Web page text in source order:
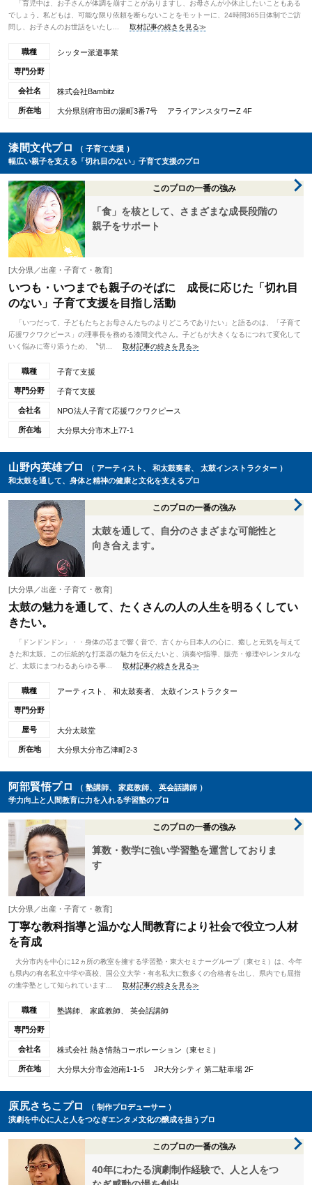
「育児中は、お子さんが体調を崩すことがありますし、お母さんが小休止したいこともある
でしょう。私どもは、可能な限り依頼を断らないことをモットーに、24時間365日体制でご訪
問し、お子さんのお世話をいたし...
取材記事の続きを見る≫
職種 シッター派遣事業
専門分野
会社名 株式会社Bambitz
所在地 大分県別府市田の湯町3番7号 アライアンスタワーZ 4F
漆間文代プロ
（ 子育て支援 ）
幅広い親子を支える「切れ目のない」子育て支援のプロ
このプロの一番の強み
「食」を核として、さまざまな成長段階の
親子をサポート
[大分県／出産・子育て・教育]
いつも・いつまでも親子のそばに 成長に応じた「切れ目
のない」子育て支援を目指し活動
「いつだって、子どもたちとお母さんたちのよりどころでありたい」と語るのは、「子育て
応援ワクワクピース」の理事長を務める漆間文代さん。子どもが大きくなるにつれて変化して
いく悩みに寄り添うため、〝切...
取材記事の続きを見る≫
職種 子育て支援
専門分野 子育て支援
会社名 NPO法人子育て応援ワクワクピース
所在地 大分県大分市木上77-1
山野内英雄プロ
（ アーティスト、 和太鼓奏者、 太鼓インストラクター ）
和太鼓を通して、身体と精神の健康と文化を支えるプロ
このプロの一番の強み
太鼓を通して、自分のさまざまな可能性と
向き合えます。
[大分県／出産・子育て・教育]
太鼓の魅力を通して、たくさんの人の人生を明るくしてい
きたい。
「ドンドンドン」・・身体の芯まで響く音で、古くから日本人の心に、癒しと元気を与えて
きた和太鼓。この伝統的な打楽器の魅力を伝えたいと、演奏や指導、販売・修理やレンタルな
ど、太鼓にまつわるあらゆる事...
取材記事の続きを見る≫
職種 アーティスト、 和太鼓奏者、 太鼓インストラクター
専門分野
屋号 大分太鼓堂
所在地 大分県大分市乙津町2-3
阿部賢悟プロ
（ 塾講師、 家庭教師、 英会話講師 ）
学力向上と人間教育に力を入れる学習塾のプロ
このプロの一番の強み
算数・数学に強い学習塾を運営しておりま
す
[大分県／出産・子育て・教育]
丁寧な教科指導と温かな人間教育により社会で役立つ人材
を育成
大分市内を中心に12ヵ所の教室を擁する学習塾・東大セミナーグループ（東セミ）は、今年
も県内の有名私立中学や高校、国公立大学・有名私大に数多くの合格者を出し、県内でも屈指
の進学塾として知られています...
取材記事の続きを見る≫
職種 塾講師、 家庭教師、 英会話講師
専門分野
会社名 株式会社 熱き情熱コーポレーション（東セミ）
所在地 大分県大分市金池南1-1-5 JR大分シティ 第二駐車場 2F
原尻さちこプロ
（ 制作プロデューサー ）
演劇を中心に人と人をつなぎエンタメ文化の醸成を担うプロ
このプロの一番の強み
40年にわたる演劇制作経験で、人と人をつ